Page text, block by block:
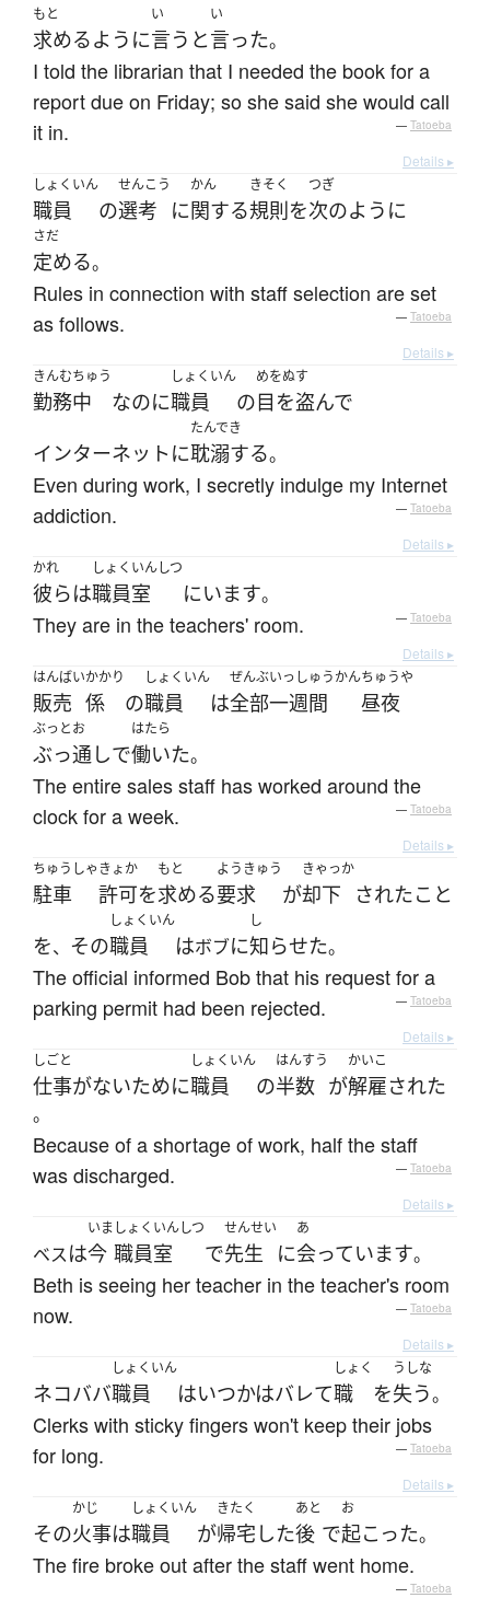
もと
求めるように
い
言う と
い
言った。
I told the librarian that I needed the book for a
report due on Friday; so she said she would call
it in.
— Tatoeba
Details ▸
しょくいん
職員 の
せんこう
選考 に
かん
関する
きそく
規則を
つぎ
次のように
さだ
定める。
Rules in connection with staff selection are set
as follows.
— Tatoeba
Details ▸
きんむちゅう
勤務中 なのに
しょくいん
職員 の
めをぬす
目を盗んで
インターネット に
たんでき
耽溺する。
Even during work, I secretly indulge my Internet
addiction.
— Tatoeba
Details ▸
かれ
彼らは
しょくいんしつ
職員室 にいます。
They are in the teachers' room. — Tatoeba
Details ▸
はんばい
販売
かかり
係 の
しょくいん
職員 は
ぜんぶ
全部
いっしゅうかん
一週間
ちゅうや
昼夜
ぶっとお
ぶっ通しで
はたら
働いた。
The entire sales staff has worked around the
clock for a week.
— Tatoeba
Details ▸
ちゅうしゃ
駐車
きょか
許可を
もと
求める
ようきゅう
要求 が
きゃっか
却下 されたこと
を、 その
しょくいん
職員 はボブに
し
知らせた。
The official informed Bob that his request for a
parking permit had been rejected.
— Tatoeba
Details ▸
しごと
仕事がないために
しょくいん
職員 の
はんすう
半数 が
かいこ
解雇された
。
Because of a shortage of work, half the staff
was discharged.
— Tatoeba
Details ▸
ベスは
いま
今
しょくいんしつ
職員室 で
せんせい
先生 に
あ
会っています。
Beth is seeing her teacher in the teacher's room
now.
— Tatoeba
Details ▸
ネコババ
しょくいん
職員 はいつかはバレて
しょく
職 を
うしな
失う。
Clerks with sticky fingers won't keep their jobs
for long.
— Tatoeba
Details ▸
その
かじ
火事は
しょくいん
職員 が
きたく
帰宅 した
あと
後 で
お
起こった。
The fire broke out after the staff went home.
— Tatoeba